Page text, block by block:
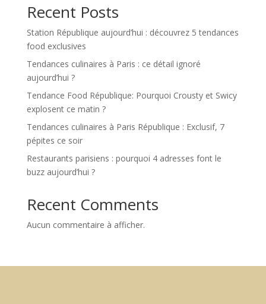
Recent Posts
Station République aujourd’hui : découvrez 5 tendances
food exclusives
Tendances culinaires à Paris : ce détail ignoré
aujourd’hui ?
Tendance Food République: Pourquoi Crousty et Swicy
explosent ce matin ?
Tendances culinaires à Paris République : Exclusif, 7
pépites ce soir
Restaurants parisiens : pourquoi 4 adresses font le
buzz aujourd’hui ?
Recent Comments
Aucun commentaire à afficher.